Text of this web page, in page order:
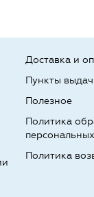
Доставка и
Пункты
Полезное
Политика
Политика